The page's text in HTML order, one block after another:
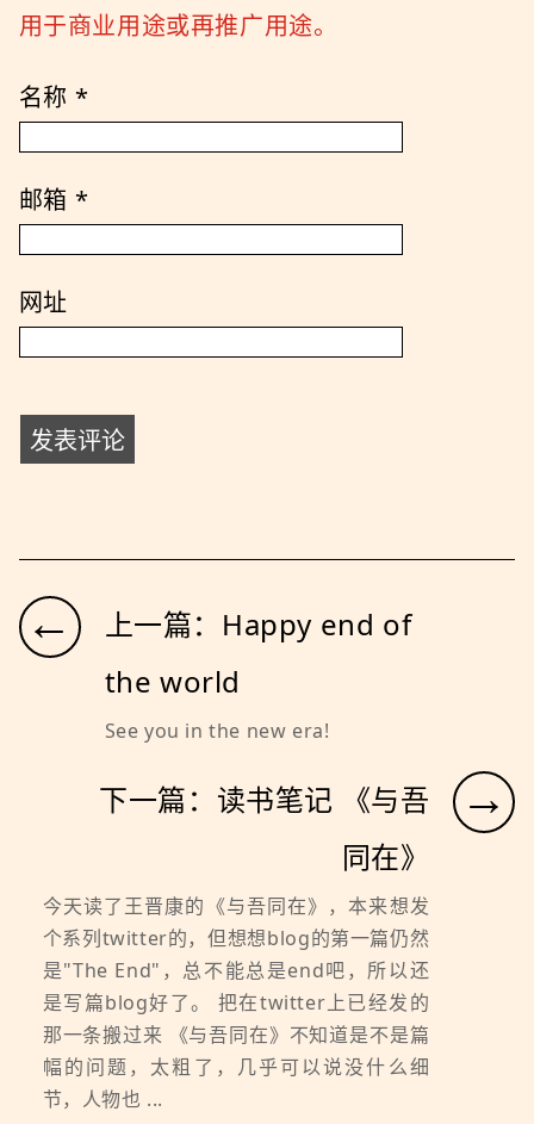
用于商业用途或再推广用途。
名称 *
邮箱 *
网址
←
上一篇：Happy end of
the world
See you in the new era!
→
下一篇：读书笔记 《与吾
同在》
今天读了王晋康的《与吾同在》，本来想发
个系列twitter的，但想想blog的第一篇仍然
是"The End"，总不能总是end吧，所以还
是写篇blog好了。 把在twitter上已经发的
那一条搬过来 《与吾同在》不知道是不是篇
幅的问题，太粗了，几乎可以说没什么细
节，人物也 ...